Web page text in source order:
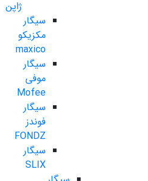
ژاپن
سیگار
مکزیکو
maxico
سیگار
موفی
Mofee
سیگار
فوندز
FONDZ
سیگار
SLIX